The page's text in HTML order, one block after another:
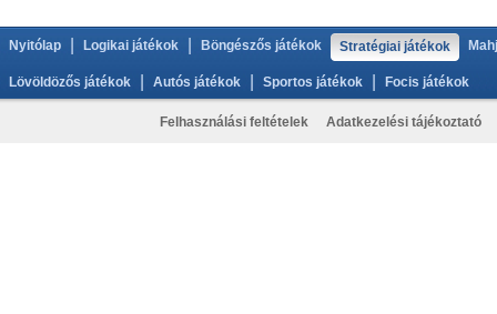
Nyitólap Logikai játékok Böngészős játékok Stratégiai játékok
Lövöldözős játékok Autós játékok Sportos játékok Focis játékok
Felhasználási feltételek Adatkezelési tájékoztató